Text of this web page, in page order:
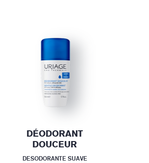
DÉODORANT
DOUCEUR
DESODORANTE SUAVE